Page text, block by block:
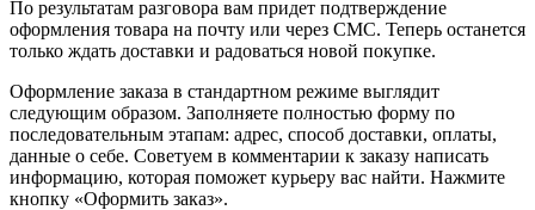
По результатам разговора вам придет подтверждение
оформления товара на почту или через СМС. Теперь останется
только ждать доставки и радоваться новой покупке.
Оформление заказа в стандартном режиме выглядит
следующим образом. Заполняете полностью форму по
последовательным этапам: адрес, способ доставки, оплаты,
данные о себе. Советуем в комментарии к заказу написать
информацию, которая поможет курьеру вас найти. Нажмите
кнопку «Оформить заказ».